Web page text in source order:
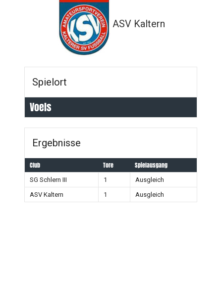
ASV Kaltern
Spielort
Voels
Ergebnisse
Club Tore Spielausgang
SG Schlern III 1
Ausgleich
ASV Kaltern
1 Ausgleich